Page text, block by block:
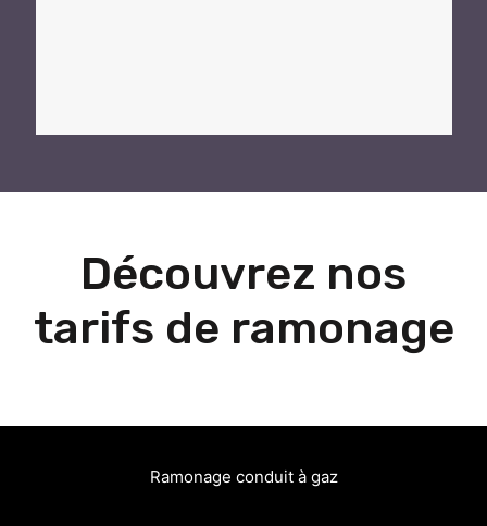
Découvrez nos
tarifs de ramonage
Ramonage conduit à gaz